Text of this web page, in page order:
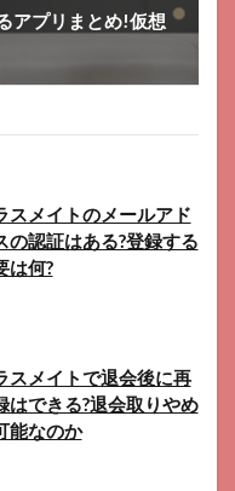
アプリまとめ!仮想
スメイトのメールアド
の認証はある?登録する
は何?
スメイトで退会後に再
はできる?退会取りやめ
能なのか